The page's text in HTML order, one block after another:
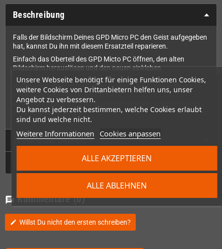
Unsere Webseite benötigt für einige Funktionen Cookies,
weitere Cookies von Drittanbietern helfen uns, unser
Angebot zu verbessern.
Du kannst jederzeit bestimmen, welche Cookies erlaubt
sind und welche nicht.
Weitere Informationen Cookies anpassen
ALLE ABLEHNEN
ALLE AKZEPTIEREN
Beschreibung
Falls der Bildschirm Deines GPD Micro PC den Geist aufgegeben
hat, kannst Du ihn mit diesem Ersatzteil reparieren.
Einfach das Oberteil des GPD Micto PC öffnen, den alten
Bildschirm herauslösen und den neuen einkleben.
Wichtig: Wir übernehmen keine Garantie für Defekte, die durch
unsachgemäßen Einbau entstehen!
Das Display kann nur zurückgegeben werden, solange es noch
nicht eingebaut wurde!
Technische Daten
chat Kommentare (0)
edit Willst Du nicht den ersten schreiben?